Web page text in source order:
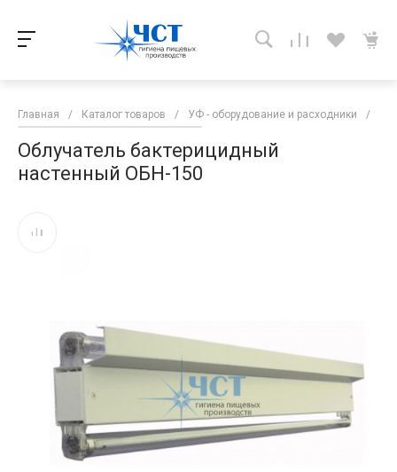
Главная / Каталог товаров / УФ - оборудование и расходники /
Облучатель бактерицидный
настенный ОБН-150